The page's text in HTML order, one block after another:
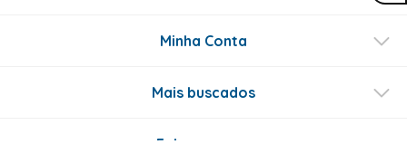
Minha Conta
Mais buscados
Fale conosco